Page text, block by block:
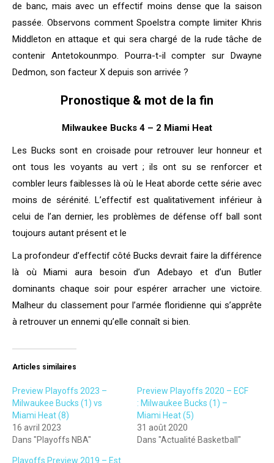
de banc, mais avec un effectif moins dense que la saison
passée. Observons comment Spoelstra compte limiter Khris
Middleton en attaque et qui sera chargé de la rude tâche de
contenir Antetokounmpo. Pourra-t-il compter sur Dwayne
Dedmon, son facteur X depuis son arrivée ?
Pronostique & mot de la fin
Milwaukee Bucks 4 – 2 Miami Heat
Les Bucks sont en croisade pour retrouver leur honneur et
ont tous les voyants au vert ; ils ont su se renforcer et
combler leurs faiblesses là où le Heat aborde cette série avec
moins de sérénité. L’effectif est qualitativement inférieur à
celui de l’an dernier, les problèmes de défense off ball sont
toujours autant présent et le
La profondeur d’effectif côté Bucks devrait faire la différence
là où Miami aura besoin d’un Adebayo et d’un Butler
dominants chaque soir pour espérer arracher une victoire.
Malheur du classement pour l’armée floridienne qui s’apprête
à retrouver un ennemi qu’elle connaît si bien.
Articles similaires
Preview Playoffs 2023 –
Milwaukee Bucks (1) vs
Miami Heat (8)
16 avril 2023
Dans "Playoffs NBA"
Preview Playoffs 2020 – ECF
: Milwaukee Bucks (1) –
Miami Heat (5)
31 août 2020
Dans "Actualité Basketball"
Playoffs Preview 2019 – Est